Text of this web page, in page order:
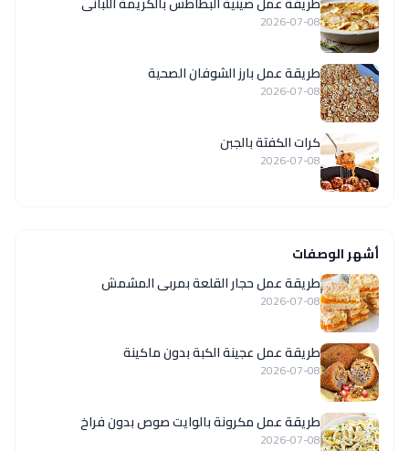
2026-07-08
طريقة عمل بارز الشوفان الصحية
2026-07-08
كرات الكفتة بالجبن
2026-07-08
أشهر الوصفات
طريقة عمل حجار القلعة بمربى المشمش
2026-07-08
طريقة عمل عجينة الكبة بدون ماكينة
2026-07-08
طريقة عمل مكرونة بالوايت صوص بدون فراخ
2026-07-08